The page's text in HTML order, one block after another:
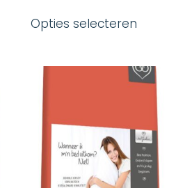
Opties selecterenproduct
Deze
optie
kan
worden
op
de